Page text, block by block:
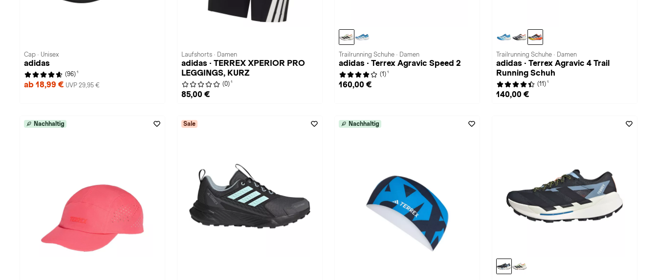
Cap · Unisex
adidas
(96) 1
ab 18,99 € UVP 29,95 €
Laufshorts · Damen
adidas · TERREX XPERIOR PRO
LEGGINGS, KURZ
(0) 1
85,00 €
Trailrunning Schuhe · Damen
adidas · Terrex Agravic Speed 2
(1) 1
160,00 €
Trailrunning Schuhe · Damen
adidas · Terrex Agravic 4 Trail
Running Schuh
(11) 1
140,00 €
Nachhaltig Sale Nachhaltig